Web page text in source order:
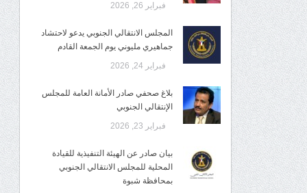
فبراير 26, 2026
المجلس الانتقالي الجنوبي يدعو لاحتشاد
جماهيري مليوني يوم الجمعة القادم
فبراير 24, 2026
بلاغ صحفي صادر الأمانة العامة للمجلس
الإنتقالي الجنوبي
فبراير 23, 2026
بيان صادر عن الهيئة التنفيذية للقيادة
المحلية للمجلس الانتقالي الجنوبي
بمحافظة شبوة